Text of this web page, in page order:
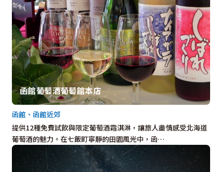
函館葡萄酒葡萄館本店
提供12種免費試飲與限定葡萄酒霜淇淋，讓旅人盡情感受北海道
葡萄酒的魅力。在七飯町寧靜的田園風光中，函…
函館、函館近郊